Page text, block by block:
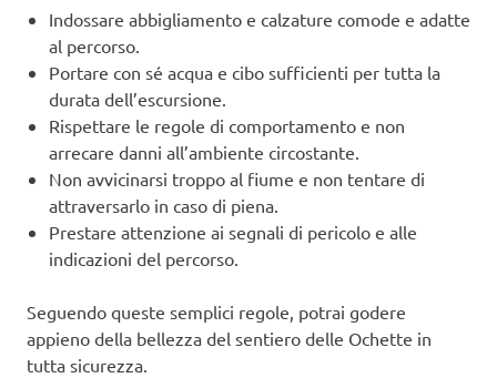
Indossare abbigliamento e calzature comode e adatte
al percorso.
Portare con sé acqua e cibo sufficienti per tutta la
durata dell’escursione.
Rispettare le regole di comportamento e non
arrecare danni all’ambiente circostante.
Non avvicinarsi troppo al fiume e non tentare di
attraversarlo in caso di piena.
Prestare attenzione ai segnali di pericolo e alle
indicazioni del percorso.
Seguendo queste semplici regole, potrai godere
appieno della bellezza del sentiero delle Ochette in
tutta sicurezza.